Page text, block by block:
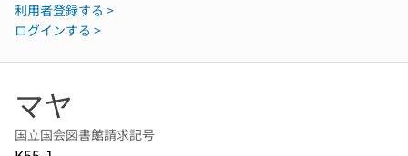
利用者登録する >
ログインする >
マヤ
国立国会図書館請求記号